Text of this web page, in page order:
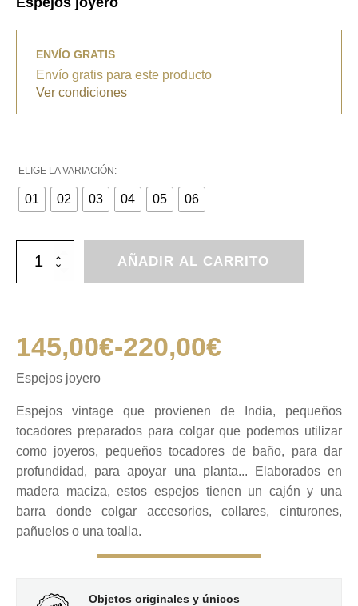
ENVÍO GRATIS
Envío gratis para este producto
Ver condiciones
ELIGE LA VARIACIÓN:
01 02 03 04 05 06
Espejos
joyero
cantidad
AÑADIR AL CARRITO
145,00€-220,00€
Rango
de
precios:
desde
145,00€
Espejos joyero
Espejos vintage que provienen de India, pequeños
tocadores preparados para colgar que podemos utilizar
como joyeros, pequeños tocadores de baño, para dar
profundidad, para apoyar una planta... Elaborados en
madera maciza, estos espejos tienen un cajón y una
barra donde colgar accesorios, collares, cinturones,
pañuelos o una toalla.
Objetos originales y únicos